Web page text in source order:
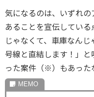
気になるのは、いずれの
あることを宣伝してい
じゃなくて、車庫なん
号線と直結します！」
った案件（※）もあった